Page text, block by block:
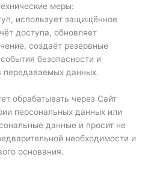
меры:
использует защищённое
доступа, обновляет
создаёт резервные
безопасности и
передаваемых данных.
обрабатывать через Сайт
персональных данных или
данные и просит не
необходимости и
основания.